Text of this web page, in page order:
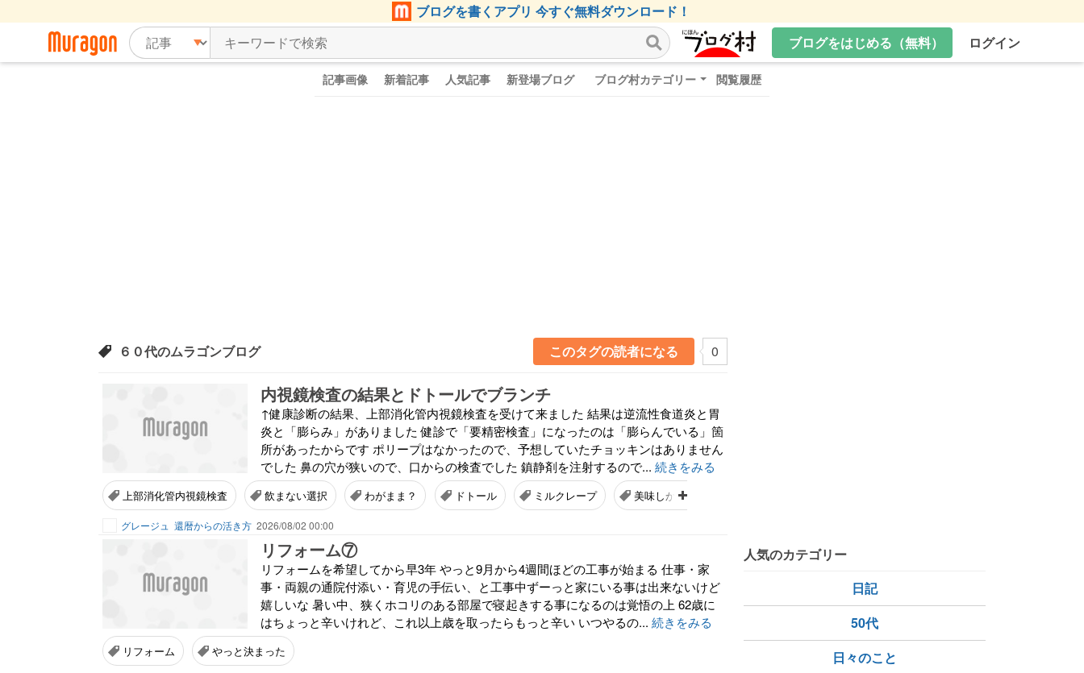
ブログを書くアプリ 今すぐ無料ダウンロード！
ブログをはじめる（無料）
ログイン
記事画像 新着記事 人気記事 新登場ブログ ブログ村カテゴリー 閲覧履歴
６０代のムラゴンブログ このタグの読者になる 0
内視鏡検査の結果とドトールでブランチ
↑健康診断の結果、上部消化管内視鏡検査を受けて来ました 結果は逆流性食道炎と胃
炎と「膨らみ」がありました 健診で「要精密検査」になったのは「膨らんでいる」箇
所があったからです ポリープはなかったので、予想していたチョッキンはありません
でした 鼻の穴が狭いので、口からの検査でした 鎮静剤を注射するので... 続きをみる
上部消化管内視鏡検査 飲まない選択 わがまま？ ドトール ミルクレープ 美味しかった
グレージュ 還暦からの活き方 2026/08/02 00:00
リフォーム⑦
リフォームを希望してから早3年 やっと9月から4週間ほどの工事が始まる 仕事・家
事・両親の通院付添い・育児の手伝い、と工事中ずーっと家にいる事は出来ないけど
嬉しいな 暑い中、狭くホコリのある部屋で寝起きする事になるのは覚悟の上 62歳に
はちょっと辛いけれど、これ以上歳を取ったらもっと辛い いつやるの... 続きをみる
リフォーム やっと決まった
人気のカテゴリー
日記
50代
日々のこと